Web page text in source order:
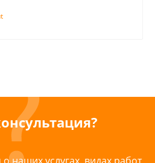
наших услугах, видах работ